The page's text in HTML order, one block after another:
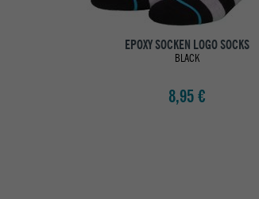
EPOXY SOCKEN LOGO SOCKS
BLACK
8,95 €